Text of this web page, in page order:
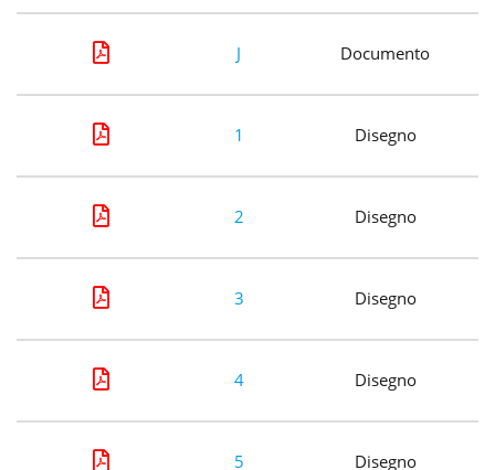
J Documento
1 Disegno
2 Disegno
3 Disegno
4 Disegno
5 Disegno